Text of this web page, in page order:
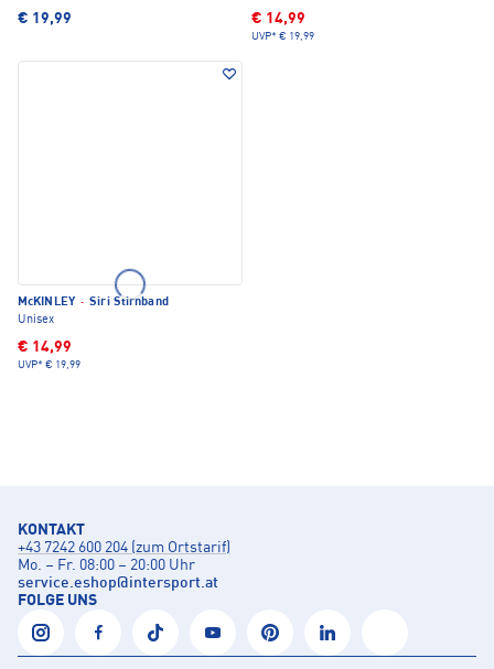
€ 19,99 € 14,99
UVP* € 19,99
McKINLEY · Siri Stirnband
Unisex
€ 14,99
UVP* € 19,99
KONTAKT
+43 7242 600 204 (zum Ortstarif)
Mo. – Fr. 08:00 – 20:00 Uhr
service.eshop@intersport.at
FOLGE UNS